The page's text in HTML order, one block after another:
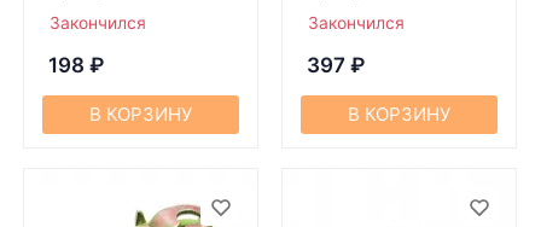
Закончился
198 ₽
В КОРЗИНУ
Закончился
397 ₽
В КОРЗИНУ